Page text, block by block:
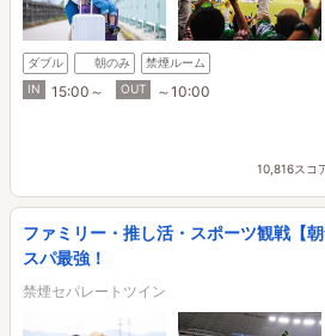
ダブル 朝のみ
禁煙ルーム
IN
15:00～ OUT ～10:00
10,816スコ
ファミリー・推し活・スポーツ観戦【
スパ最強！
禁煙セパレートツイン